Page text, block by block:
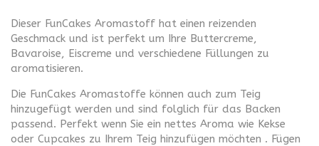
Dieser FunCakes Aromastoff hat einen reizenden
Geschmack und ist perfekt um Ihre Buttercreme,
Bavaroise, Eiscreme und verschiedene Füllungen zu
aromatisieren.
Die FunCakes Aromastoffe können auch zum Teig
hinzugefügt werden und sind folglich für das Backen
passend. Perfekt wenn Sie ein nettes Aroma wie Kekse
oder Cupcakes zu Ihrem Teig hinzufügen möchten . Fügen